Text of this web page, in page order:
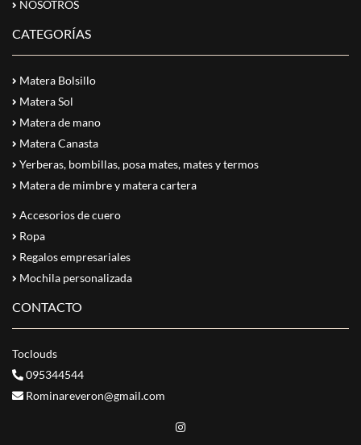
NOSOTROS
CATEGORÍAS
Matera Bolsillo
Matera Sol
Matera de mano
Matera Canasta
Yerberas, bombillas, posa mates, mates y termos
Matera de mimbre y matera cartera
Accesorios de cuero
Ropa
Regalos empresariales
Mochila personalizada
CONTACTO
Toclouds
095344544
Rominareveron@gmail.com